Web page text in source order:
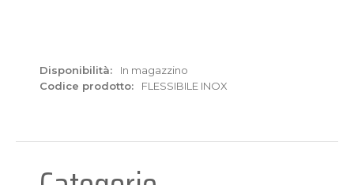
Disponibilità:
In magazzino
Codice prodotto:
FLESSIBILE INOX